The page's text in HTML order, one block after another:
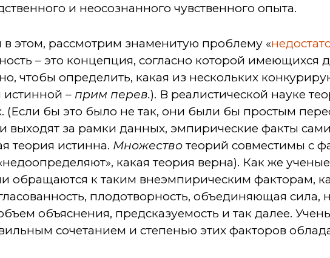
и неосознанного чувственного опыта.
в этом, рассмотрим знаменитую проблему «
– это концепция, согласно которой имеющихся
чтобы определить, какая из нескольких
истинной – прим перев.). В реалистической науке
(Если бы это было не так, они были бы простым
выходят за рамки данных, эмпирические факты
теория истинна. Множество теорий совместимы с
какая теория верна). Как же
обращаются к таким внеэмпирическим факторам,
плодотворность, объединяющая сила,
объяснения, предсказуемость и так далее.
сочетанием и степенью этих факторов